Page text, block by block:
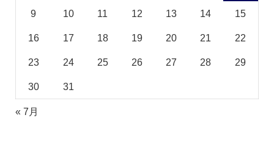
9 10 11 12 13 14 15
16 17 18 19 20 21 22
23 24 25 26 27 28 29
30 31
« 7月